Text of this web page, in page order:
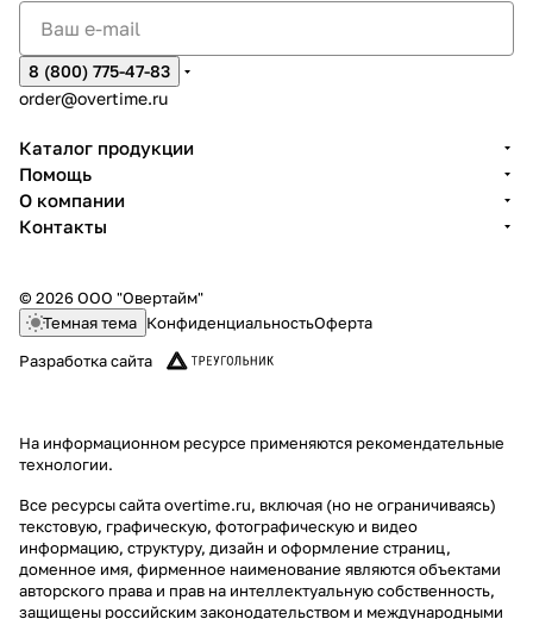
8 (800) 775-47-83
order@overtime.ru
Каталог продукции
Помощь
О компании
Контакты
© 2026 ООО "Овертайм"
Темная тема КонфиденциальностьОферта
Разработка сайта
На информационном ресурсе применяются рекомендательные
технологии.
Все ресурсы сайта overtime.ru, включая (но не ограничиваясь)
текстовую, графическую, фотографическую и видео
информацию, структуру, дизайн и оформление страниц,
доменное имя, фирменное наименование являются объектами
авторского права и прав на интеллектуальную собственность,
защищены российским законодательством и международными